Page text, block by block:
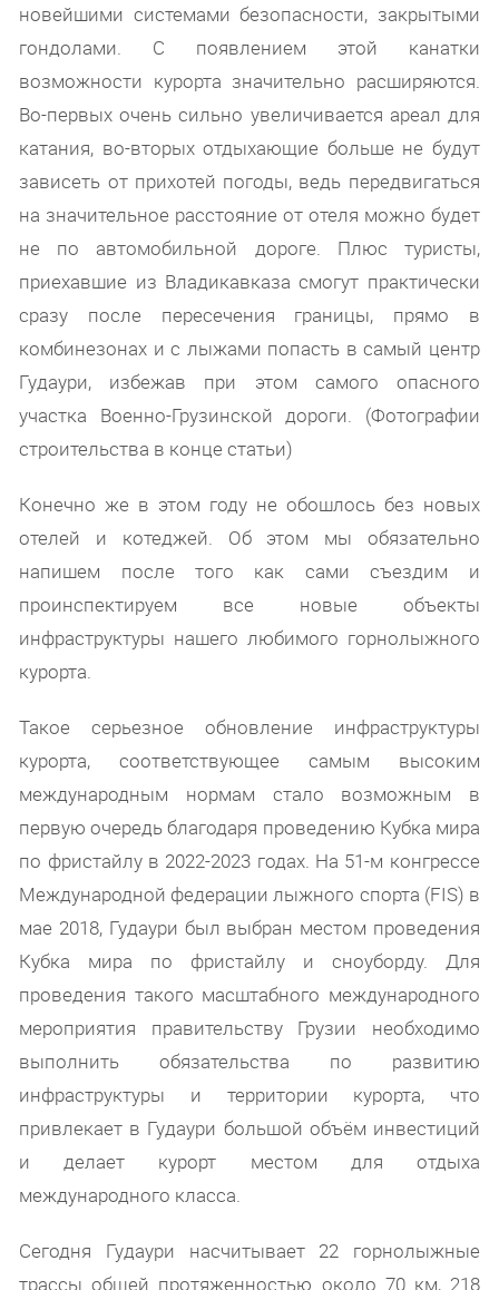
новейшими системами безопасности, закрытыми
гондолами. С появлением этой канатки
возможности курорта значительно расширяются.
Во-первых очень сильно увеличивается ареал для
катания, во-вторых отдыхающие больше не будут
зависеть от прихотей погоды, ведь передвигаться
на значительное расстояние от отеля можно будет
не по автомобильной дороге. Плюс туристы,
приехавшие из Владикавказа смогут практически
сразу после пересечения границы, прямо в
комбинезонах и с лыжами попасть в самый центр
Гудаури, избежав при этом самого опасного
участка Военно-Грузинской дороги. (Фотографии
строительства в конце статьи)
Конечно же в этом году не обошлось без новых
отелей и котеджей. Об этом мы обязательно
напишем после того как сами съездим и
проинспектируем все новые объекты
инфраструктуры нашего любимого горнолыжного
курорта.
Такое серьезное обновление инфраструктуры
курорта, соответствующее самым высоким
международным нормам стало возможным в
первую очередь благодаря проведению Кубка мира
по фристайлу в 2022-2023 годах. На 51-м конгрессе
Международной федерации лыжного спорта (FIS) в
мае 2018, Гудаури был выбран местом проведения
Кубка мира по фристайлу и сноуборду. Для
проведения такого масштабного международного
мероприятия правительству Грузии необходимо
выполнить обязательства по развитию
инфраструктуры и территории курорта, что
привлекает в Гудаури большой объём инвестиций
и делает курорт местом для отдыха
международного класса.
Сегодня Гудаури насчитывает 22 горнолыжные
трассы общей протяженностью около 70 км, 218